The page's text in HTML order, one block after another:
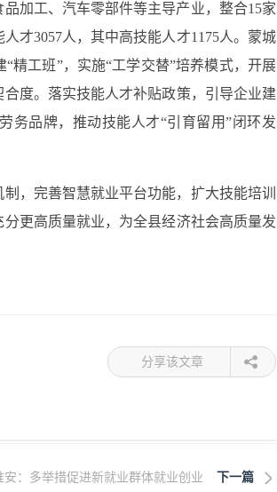
加工、汽车零部件等主导产业，整合15家
才3057人，其中高技能人才1175人。蒙城
精工班”，实施“工学交替”培养模式，开展
度。落实技能人才补贴政策，引导企业建
务品牌，推动技能人才“引育留用”闭环发
，完善智慧就业平台功能，扩大技能培训
更高质量就业，为全县经济社会高质量发
分享该文章
下一篇
安：多举措促进新就业群体就业创业